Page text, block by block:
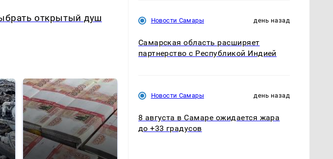
открытый душ
Новости Самары день назад
Самарская область расширяет
партнерство с Республикой Индией
Новости Самары день назад
8 августа в Самаре ожидается жара
до +33 градусов